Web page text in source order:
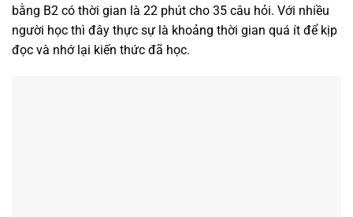
bằng B2 có thời gian là 22 phút cho 35 câu hỏi. Với nhiều
người học thì đây thực sự là khoảng thời gian quá ít để kịp
đọc và nhớ lại kiến thức đã học.